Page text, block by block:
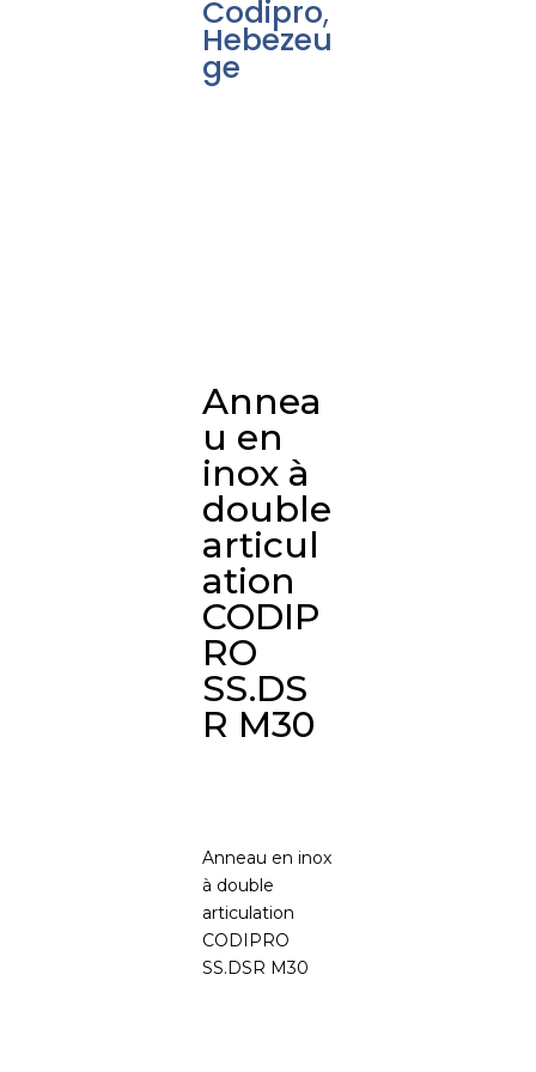
Codipro,
Hebezeu
ge
Annea
u en
inox à
double
articul
ation
CODIP
RO
SS.DS
R M30
Anneau en inox
à double
articulation
CODIPRO
SS.DSR M30